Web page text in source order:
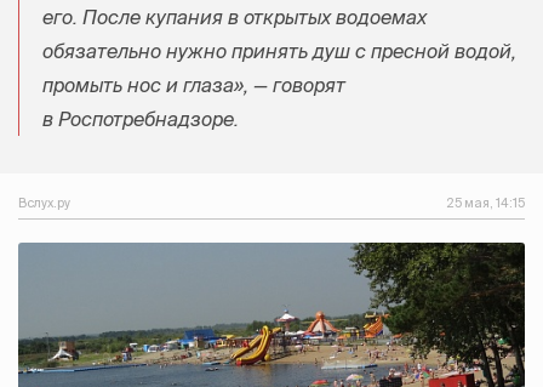
его. После купания в открытых водоемах
обязательно нужно принять душ с пресной водой,
промыть нос и глаза», — говорят
в Роспотребнадзоре.
Вслух.ру 25 мая, 14:15